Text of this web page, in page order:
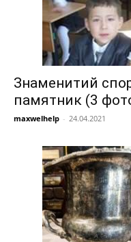
Знаменитий
памятник (3
maxwelhelp - 24.04.2021